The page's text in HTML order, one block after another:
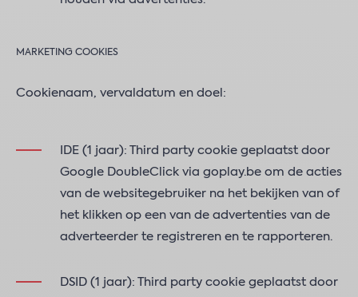
MARKETING COOKIES
Cookienaam, vervaldatum en doel:
IDE (1 jaar): Third party cookie geplaatst door
Google DoubleClick via goplay.be om de acties
van de websitegebruiker na het bekijken van of
het klikken op een van de advertenties van de
adverteerder te registreren en te rapporteren.
DSID (1 jaar): Third party cookie geplaatst door